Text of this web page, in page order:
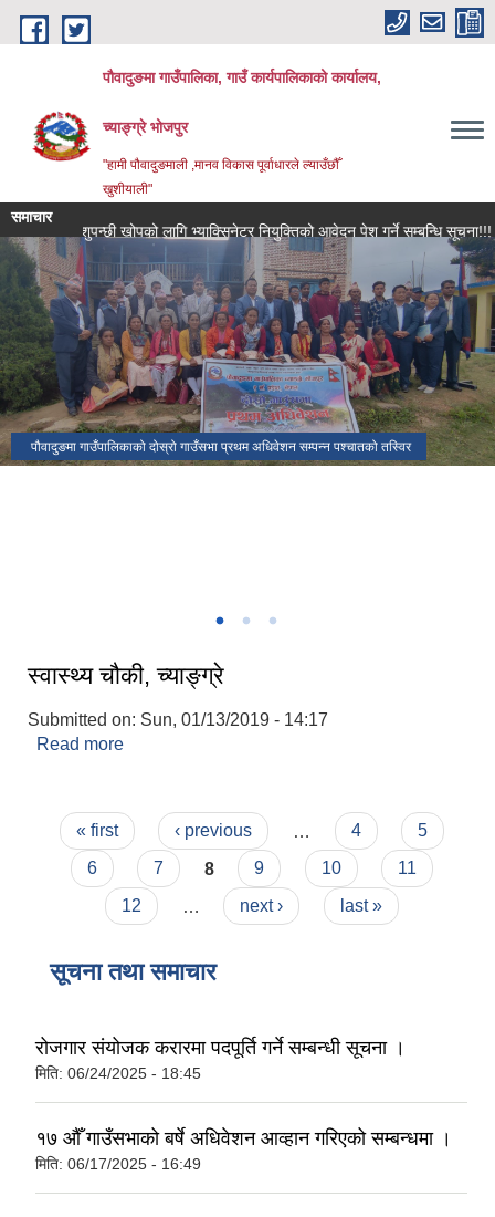
Skip to main content
पौवादुङमा गाउँपालिका, गाउँ कार्यपालिकाको कार्यालय,
च्याङ्ग्रे भोजपुर
"हामी पौवादुङमाली ,मानव विकास पूर्वाधारले ल्याउँछौँ
खुशीयाली"
समाचार
पशुपन्छी खोपको लागि भ्याक्सिनेटर नियुक्तिको आवेदन पेश गर्ने सम्बन्धि सूचना!!!
पौवादुङमा गाउँपालिकाको दोस्रो गाउँसभा प्रथम अधिवेशन सम्पन्न पश्चातको तस्विर
च्याङ्ग्रे पोखरी।
स्वास्थ्य चौकी, च्याङ्ग्रे
Submitted on: Sun, 01/13/2019 - 14:17
Read more
Pages
« first ‹ previous 4
5
6
7 8 9 10
11
12
next › last »
सूचना तथा समाचार
रोजगार संयोजक करारमा पदपूर्ति गर्ने सम्बन्धी सूचना ।
मिति: 06/24/2025 - 18:45
१७ औँ गाउँसभाको बर्षे अधिवेशन आव्हान गरिएको सम्बन्धमा ।
मिति: 06/17/2025 - 16:49